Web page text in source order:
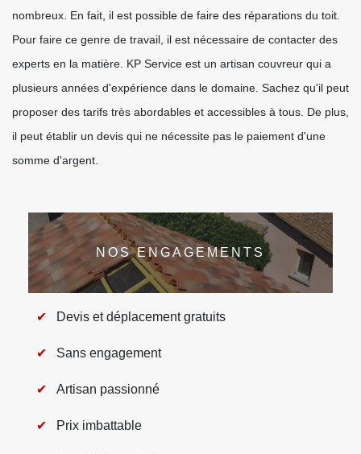
nombreux. En fait, il est possible de faire des réparations du toit.
Pour faire ce genre de travail, il est nécessaire de contacter des
experts en la matière. KP Service est un artisan couvreur qui a
plusieurs années d'expérience dans le domaine. Sachez qu'il peut
proposer des tarifs très abordables et accessibles à tous. De plus,
il peut établir un devis qui ne nécessite pas le paiement d'une
somme d'argent.
NOS ENGAGEMENTS
Devis et déplacement gratuits
Sans engagement
Artisan passionné
Prix imbattable